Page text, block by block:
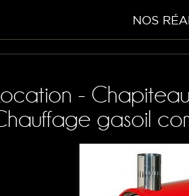
NOS
-
gasoil